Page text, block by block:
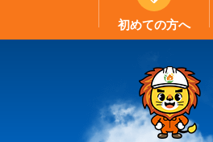
初めての方へ